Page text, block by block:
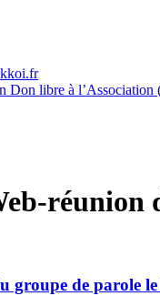
Don libre à l’Association
réunion
groupe de parole